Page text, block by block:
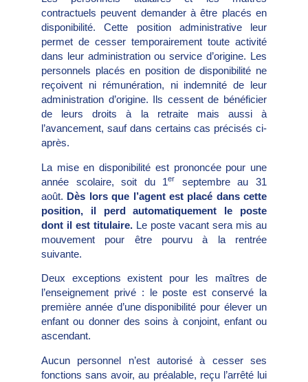
contractuels peuvent demander à être placés en
disponibilité. Cette position administrative leur
permet de cesser temporairement toute activité
dans leur administration ou service d’origine. Les
personnels placés en position de disponibilité ne
reçoivent ni rémunération, ni indemnité de leur
administration d’origine. Ils cessent de bénéficier
de leurs droits à la retraite mais aussi à
l’avancement, sauf dans certains cas précisés ci-
après.
La mise en disponibilité est prononcée pour une
année scolaire, soit du 1er
septembre au 31
août. Dès lors que l’agent est placé dans cette
position, il perd automatiquement le poste
dont il est titulaire. Le poste vacant sera mis au
mouvement pour être pourvu à la rentrée
suivante.
Deux exceptions existent pour les maîtres de
l’enseignement privé : le poste est conservé la
première année d’une disponibilité pour élever un
enfant ou donner des soins à conjoint, enfant ou
ascendant.
Aucun personnel n’est autorisé à cesser ses
fonctions sans avoir, au préalable, reçu l’arrêté lui